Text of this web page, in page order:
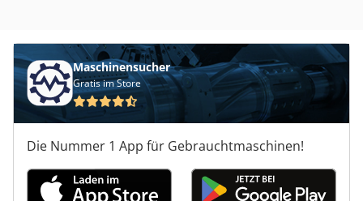
Maschinensucher
Gratis im Store
Die Nummer 1 App für Gebrauchtmaschinen!